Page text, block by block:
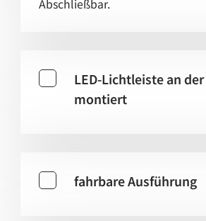
Abschließbar.
LED-Lichtleiste an der
montiert
fahrbare Ausführung